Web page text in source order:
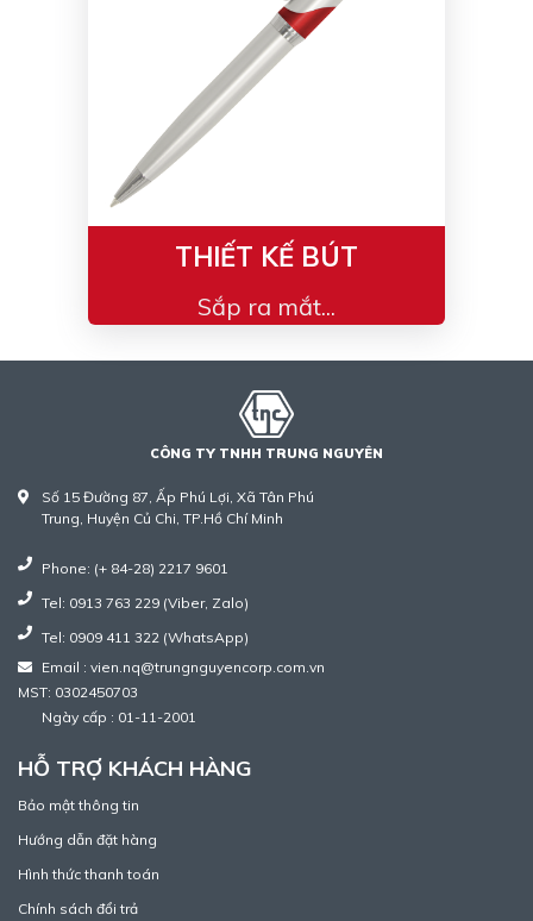
THIẾT KẾ BÚT
Sắp ra mắt...
CÔNG TY TNHH TRUNG NGUYÊN
Số 15 Đường 87, Ấp Phú Lợi, Xã Tân Phú
Trung, Huyện Củ Chi, TP.Hồ Chí Minh
Phone: (+ 84-28) 2217 9601
Tel: 0913 763 229 (Viber, Zalo)
Tel: 0909 411 322 (WhatsApp)
Email : vien.nq@trungnguyencorp.com.vn
MST: 0302450703
Ngày cấp : 01-11-2001
HỖ TRỢ KHÁCH HÀNG
Bảo mật thông tin
Hướng dẫn đặt hàng
Hình thức thanh toán
Chính sách đổi trả